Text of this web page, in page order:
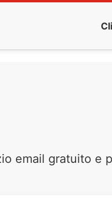
email gratuito